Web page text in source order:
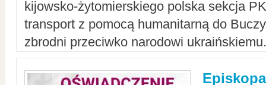
kijowsko-żytomierskiego polska sekcja
transport z pomocą humanitarną do
zbrodni przeciwko narodowi